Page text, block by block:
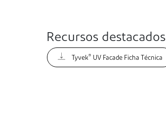
Recursos destacados
Tyvek® UV Facade Ficha Técnica